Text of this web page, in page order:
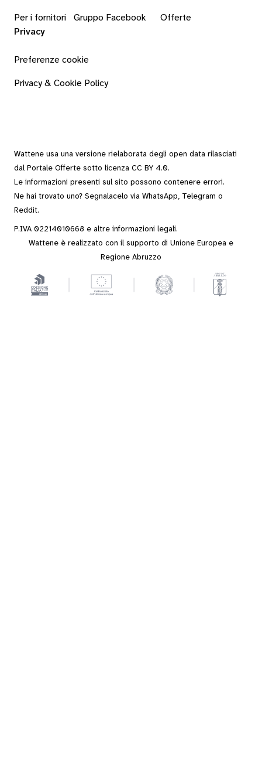
Per i fornitori Gruppo Facebook
Offerte
Privacy
Preferenze cookie
Privacy & Cookie Policy
Wattene usa una versione rielaborata degli open data rilasciati
dal Portale Offerte sotto licenza CC BY 4.0.
Le informazioni presenti sul sito possono contenere errori.
Ne hai trovato uno? Segnalacelo via WhatsApp, Telegram o
Reddit.
P.IVA 02214010668 e altre informazioni legali.
Wattene è realizzato con il supporto di Unione Europea e
Regione Abruzzo